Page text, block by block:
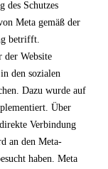
des Schutzes
Meta gemäß der
betrifft.
der Website
den sozialen
Dazu wurde auf
Über
Verbindung
an den Meta-
haben. Meta